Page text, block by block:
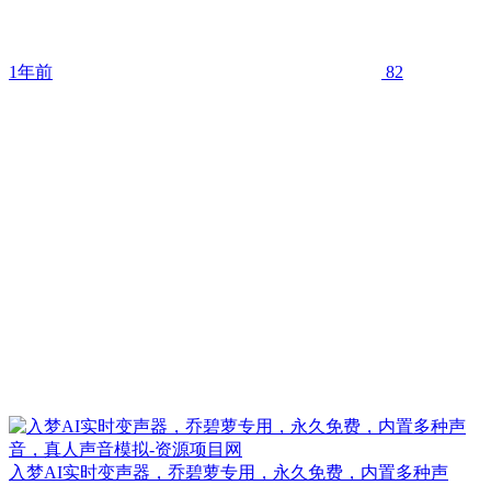
1年前 82
入梦AI实时变声器，乔碧萝专用，永久免费，内置多种声